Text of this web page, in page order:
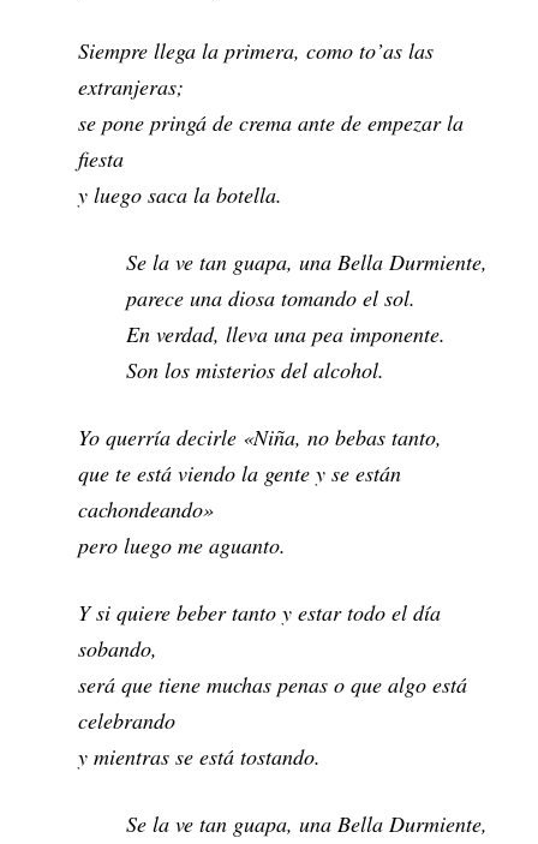
Siempre llega la primera, como to’as las
extranjeras;
se pone pringá de crema ante de empezar la
fiesta
y luego saca la botella.
Se la ve tan guapa, una Bella Durmiente,
parece una diosa tomando el sol.
En verdad, lleva una pea imponente.
Son los misterios del alcohol.
Yo querría decirle «Niña, no bebas tanto,
que te está viendo la gente y se están
cachondeando»
pero luego me aguanto.
Y si quiere beber tanto y estar todo el día
sobando,
será que tiene muchas penas o que algo está
celebrando
y mientras se está tostando.
Se la ve tan guapa, una Bella Durmiente,